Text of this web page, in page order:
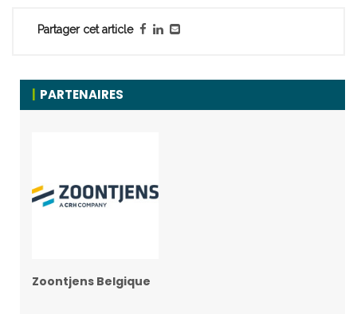
Partager cet article
PARTENAIRES
Zoontjens Belgique